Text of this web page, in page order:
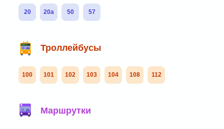
20 20а 50 57
Троллейбусы
100 101 102 103 104 108 112
Маршрутки